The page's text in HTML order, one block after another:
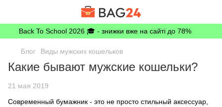
Back To School 2026 🎓 - знижки вже на сайті до 78%
Блог Виды мужских кошельков
Какие бывают мужские кошельки?
21 мая 2019
Современный бумажник - это не просто стильный аксессуар,